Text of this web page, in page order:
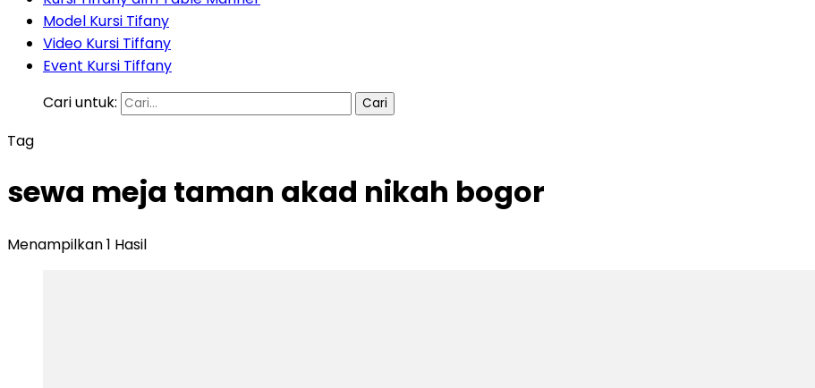
Model Kursi Tifany
Video Kursi Tiffany
Event Kursi Tiffany
Cari untuk:
Tag
sewa meja taman akad nikah bogor
Menampilkan 1 Hasil